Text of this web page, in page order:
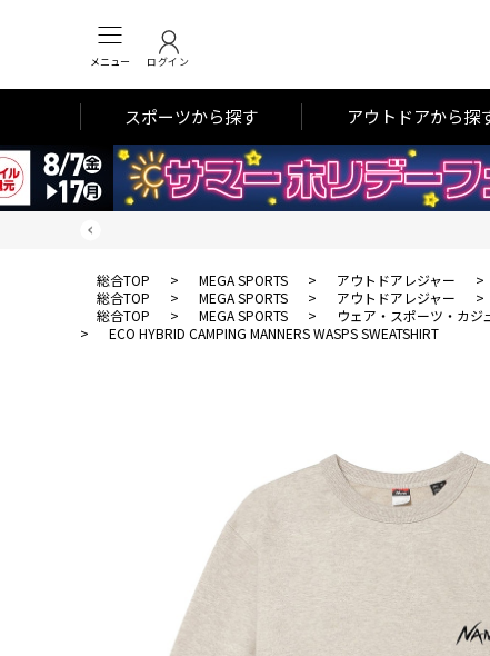
メニュー ログイン
スポーツから探す アウトドアから探
総合TOP > MEGA SPORTS > アウトドアレジャー >
総合TOP
> MEGA SPORTS > アウトドアレジャー >
総合TOP
> MEGA SPORTS > ウェア・スポーツ・カジ
>
ECO HYBRID CAMPING MANNERS WASPS SWEATSHIRT